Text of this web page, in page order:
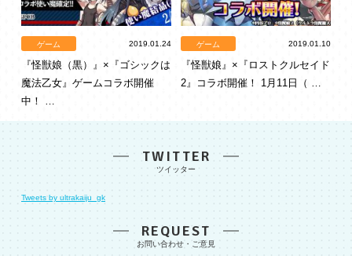
ゲーム 2019.01.24
『怪獣娘（黒）』×『ゴシックは
魔法乙女』ゲームコラボ開催
中！ …
ゲーム 2019.01.10
『怪獣娘』×『ロストクルセイド
2』コラボ開催！ 1月11日（ …
TWITTER
Tweets by ultrakaiju_gk
REQUEST